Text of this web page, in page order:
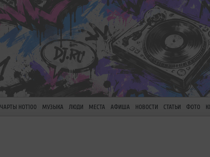
ЧАРТЫ HOT100 МУЗЫКА ЛЮДИ МЕСТА АФИША НОВОСТИ СТАТЬИ ФОТО